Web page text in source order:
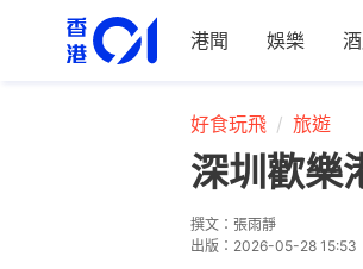
港聞 娛樂
好食玩飛 旅遊
深圳歡樂
撰文： 張雨靜
出版： 2026-05-28 15:53